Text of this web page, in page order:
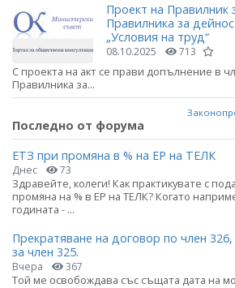
Проект на Правилник
Правилника за
„Условия на труд“
08.10.2025 713
С проекта на акт се прави допълнение в
Правилника за...
Последно от форума
ЕТЗ при промяна в % на ЕР на ТЕЛК
Днес 73
Здравейте, колеги! Как практикувате с
промяна на % в ЕР на ТЕЛК? Когато
годината - ...
Прекратяване на договор по член
за член 325.
Вчера 367
Той ме освобождава със същата дата на